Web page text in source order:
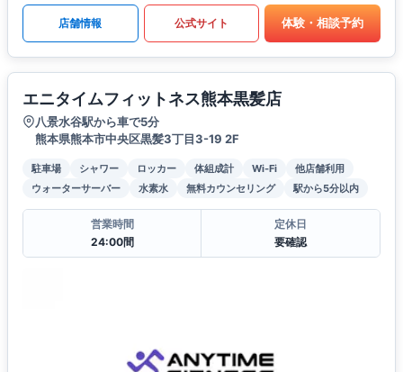
店舗情報 公式サイト 体験・相談予約
エニタイムフィットネス熊本黒髪店
八景水谷駅から車で5分
熊本県熊本市中央区黒髪3丁目3-19 2F
駐車場 シャワー ロッカー 体組成計 Wi-Fi
他店舗利用
ウォーターサーバー
水素水 無料カウンセリング 駅から5分以内
営業時間
24:00間
定休日
要確認